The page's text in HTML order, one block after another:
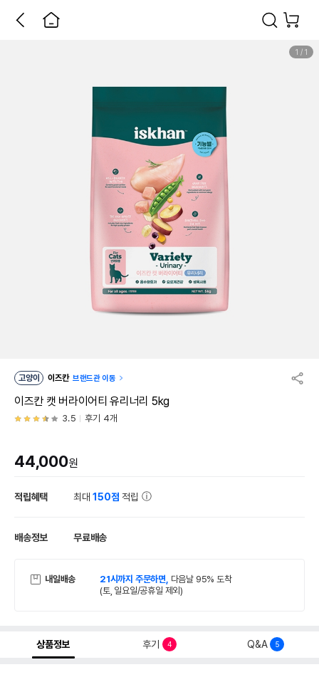
1 / 1
고양이 이즈칸 브랜드관 이동
이즈칸 캣 버라이어티 유리너리 5kg
3.5 후기 4개
44,000원
적립혜택 최대150점 적립
배송정보 무료배송
내일배송 21시까지 주문하면, 다음날 95% 도착
(토, 일요일/공휴일 제외)
상품정보 후기 4 Q&A 5